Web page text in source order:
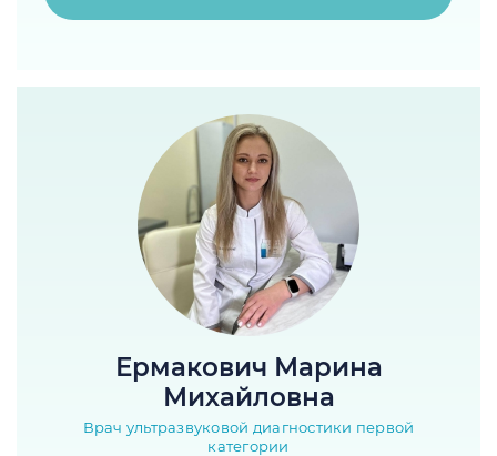
Ермакович Марина
Михайловна
Врач ультразвуковой диагностики первой
категории